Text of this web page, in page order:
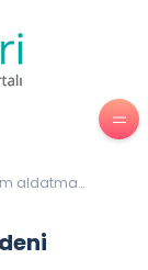
aldatma